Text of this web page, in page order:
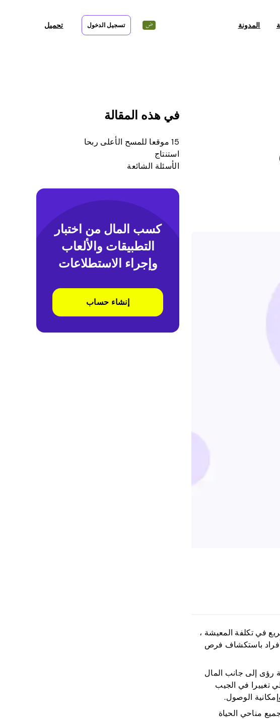
المدونة تسجيل الدخول تحميل
السريع في تكلفة المعيشة ،
باستكشاف فرص
رؤى إلى جانب المال
تغييرا في الجيب
الوصول.
مناحي الحياة
في هذه المقالة
15 موقعا للمسح الأعلى ربحا
استنتاج
الأسئلة الشائعة
كسب المال من اختبار
التطبيقات والألعاب
وإجراء الاستطلاعات
إنشاء حساب